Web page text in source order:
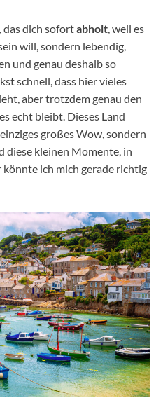
das dich sofortabholt, weil es
will, sondern lebendig,
und genau deshalb so
schnell, dass hier vieles
aber trotzdem genau den
echt bleibt. Dieses Land
großes Wow, sondern
diese kleinen Momente, in
könnte ich mich gerade richtig